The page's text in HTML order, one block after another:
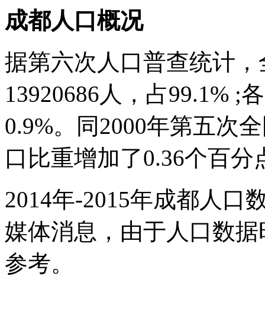
成都人口概况
据第六次人口普查统计
13920686人，占99.1% ;
0.9%。同2000年第五次
口比重增加了0.36个百分
2014年-2015年成都人口
媒体消息，由于人口数
参考。